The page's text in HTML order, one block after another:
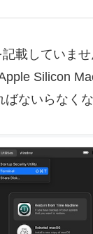
載していま
Silicon
ばないらなく